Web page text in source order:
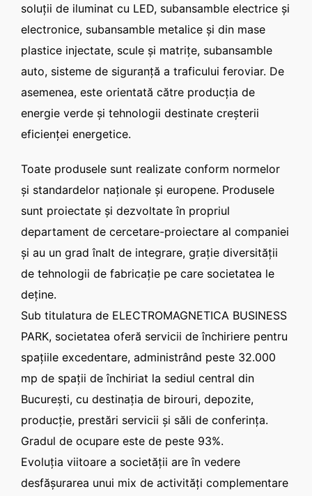
soluţii de iluminat cu LED, subansamble electrice şi
electronice, subansamble metalice şi din mase
plastice injectate, scule şi matriţe, subansamble
auto, sisteme de siguranţă a traficului feroviar. De
asemenea, este orientată către producţia de
energie verde şi tehnologii destinate creşterii
eficienţei energetice.
Toate produsele sunt realizate conform normelor
şi standardelor naţionale şi europene. Produsele
sunt proiectate şi dezvoltate în propriul
departament de cercetare-proiectare al companiei
şi au un grad înalt de integrare, graţie diversităţii
de tehnologii de fabricaţie pe care societatea le
deţine.
Sub titulatura de ELECTROMAGNETICA BUSINESS
PARK, societatea oferă servicii de închiriere pentru
spaţiile excedentare, administrând peste 32.000
mp de spaţii de închiriat la sediul central din
Bucureşti, cu destinaţia de birouri, depozite,
producţie, prestări servicii şi săli de conferinţa.
Gradul de ocupare este de peste 93%.
Evoluţia viitoare a societăţii are în vedere
desfăşurarea unui mix de activităţi complementare